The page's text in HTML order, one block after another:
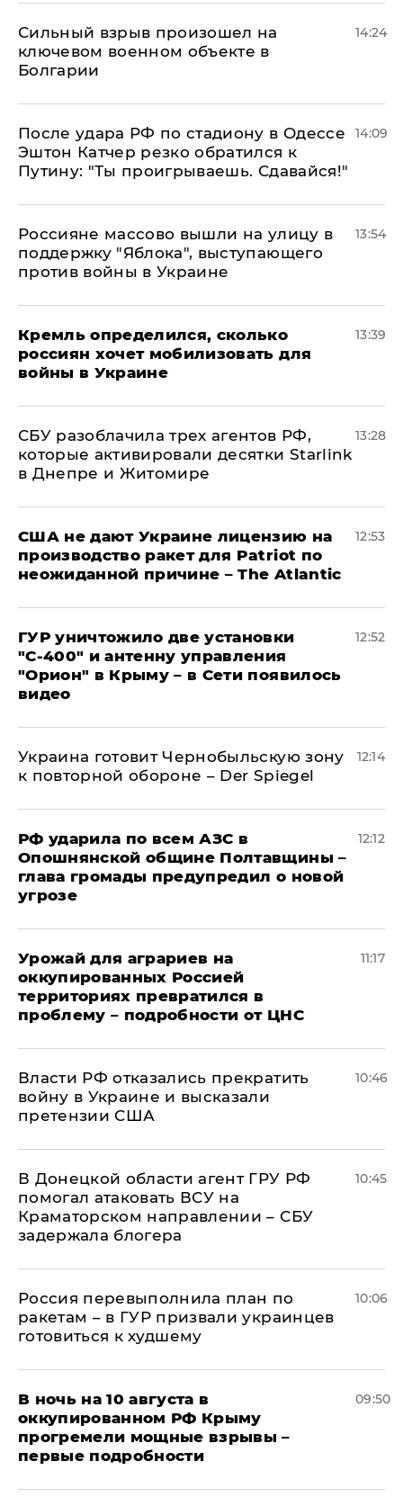
Сильный взрыв произошел на
ключевом военном объекте в
Болгарии
14:24
После удара РФ по стадиону в Одессе
Эштон Катчер резко обратился к
Путину: "Ты проигрываешь. Сдавайся!"
14:09
Россияне массово вышли на улицу в
поддержку "Яблока", выступающего
против войны в Украине
13:54
Кремль определился, сколько
россиян хочет мобилизовать для
войны в Украине
13:39
СБУ разоблачила трех агентов РФ,
которые активировали десятки Starlink
в Днепре и Житомире
13:28
США не дают Украине лицензию на
производство ракет для Patriot по
неожиданной причине – The Atlantic
12:53
ГУР уничтожило две установки
"С‑400" и антенну управления
"Орион" в Крыму – в Сети появилось
видео
12:52
Украина готовит Чернобыльскую зону
к повторной обороне – Der Spiegel
12:14
РФ ударила по всем АЗС в
Опошнянской общине Полтавщины –
глава громады предупредил о новой
угрозе
12:12
Урожай для аграриев на
оккупированных Россией
территориях превратился в
проблему – подробности от ЦНС
11:17
Власти РФ отказались прекратить
войну в Украине и высказали
претензии США
10:46
В Донецкой области агент ГРУ РФ
помогал атаковать ВСУ на
Краматорском направлении – СБУ
задержала блогера
10:45
Россия перевыполнила план по
ракетам – в ГУР призвали украинцев
готовиться к худшему
10:06
В ночь на 10 августа в
оккупированном РФ Крыму
прогремели мощные взрывы –
первые подробности
09:50